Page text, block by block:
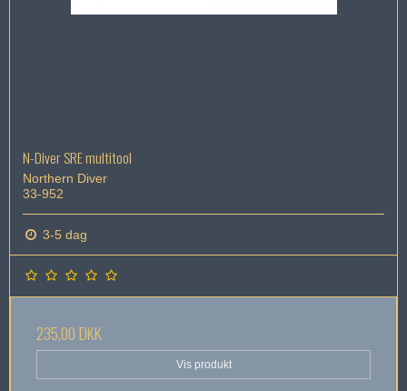
N-Diver SRE multitool
Northern Diver
33-952
3-5 dag
235,00 DKK
Vis produkt